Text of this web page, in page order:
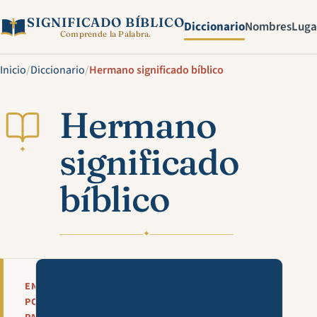
SIGNIFICADO BÍBLICO
Comprende la Palabra. DiccionarioNombres
Inicio/Diccionario/Hermano significado bíblico
✦
Hermano
significado
bíblico
✦
EN
POCAS
Mira esta explicación en